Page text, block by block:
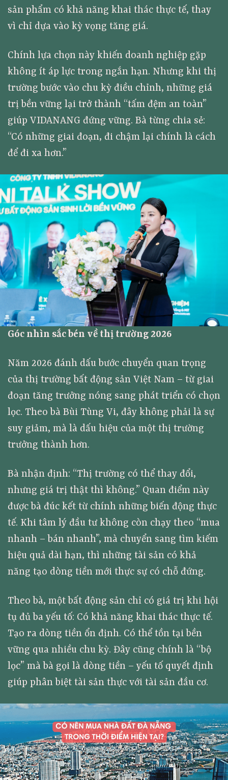
sản phẩm có khả năng khai thác thực tế, thay
vì chỉ dựa vào kỳ vọng tăng giá.
Chính lựa chọn này khiến doanh nghiệp gặp
không ít áp lực trong ngắn hạn. Nhưng khi thị
trường bước vào chu kỳ điều chỉnh, những giá
trị bền vững lại trở thành “tấm đệm an toàn”
giúp VIDANANG đứng vững. Bà từng chia sẻ:
“Có những giai đoạn, đi chậm lại chính là cách
để đi xa hơn.”
Góc nhìn sắc bén về thị trường 2026
Năm 2026 đánh dấu bước chuyển quan trọng
của thị trường bất động sản Việt Nam – từ giai
đoạn tăng trưởng nóng sang phát triển có chọn
lọc. Theo bà Bùi Tùng Vi, đây không phải là sự
suy giảm, mà là dấu hiệu của một thị trường
trưởng thành hơn.
Bà nhận định: “Thị trường có thể thay đổi,
nhưng giá trị thật thì không.” Quan điểm này
được bà đúc kết từ chính những biến động thực
tế. Khi tâm lý đầu tư không còn chạy theo “mua
nhanh – bán nhanh”, mà chuyển sang tìm kiếm
hiệu quả dài hạn, thì những tài sản có khả
năng tạo dòng tiền mới thực sự có chỗ đứng.
Theo bà, một bất động sản chỉ có giá trị khi hội
tụ đủ ba yếu tố: Có khả năng khai thác thực tế.
Tạo ra dòng tiền ổn định. Có thể tồn tại bền
vững qua nhiều chu kỳ. Đây cũng chính là “bộ
lọc” mà bà gọi là dòng tiền – yếu tố quyết định
giúp phân biệt tài sản thực với tài sản đầu cơ.